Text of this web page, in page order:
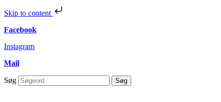
Skip to content
Facebook
Instagram
Mail
Søg Søg